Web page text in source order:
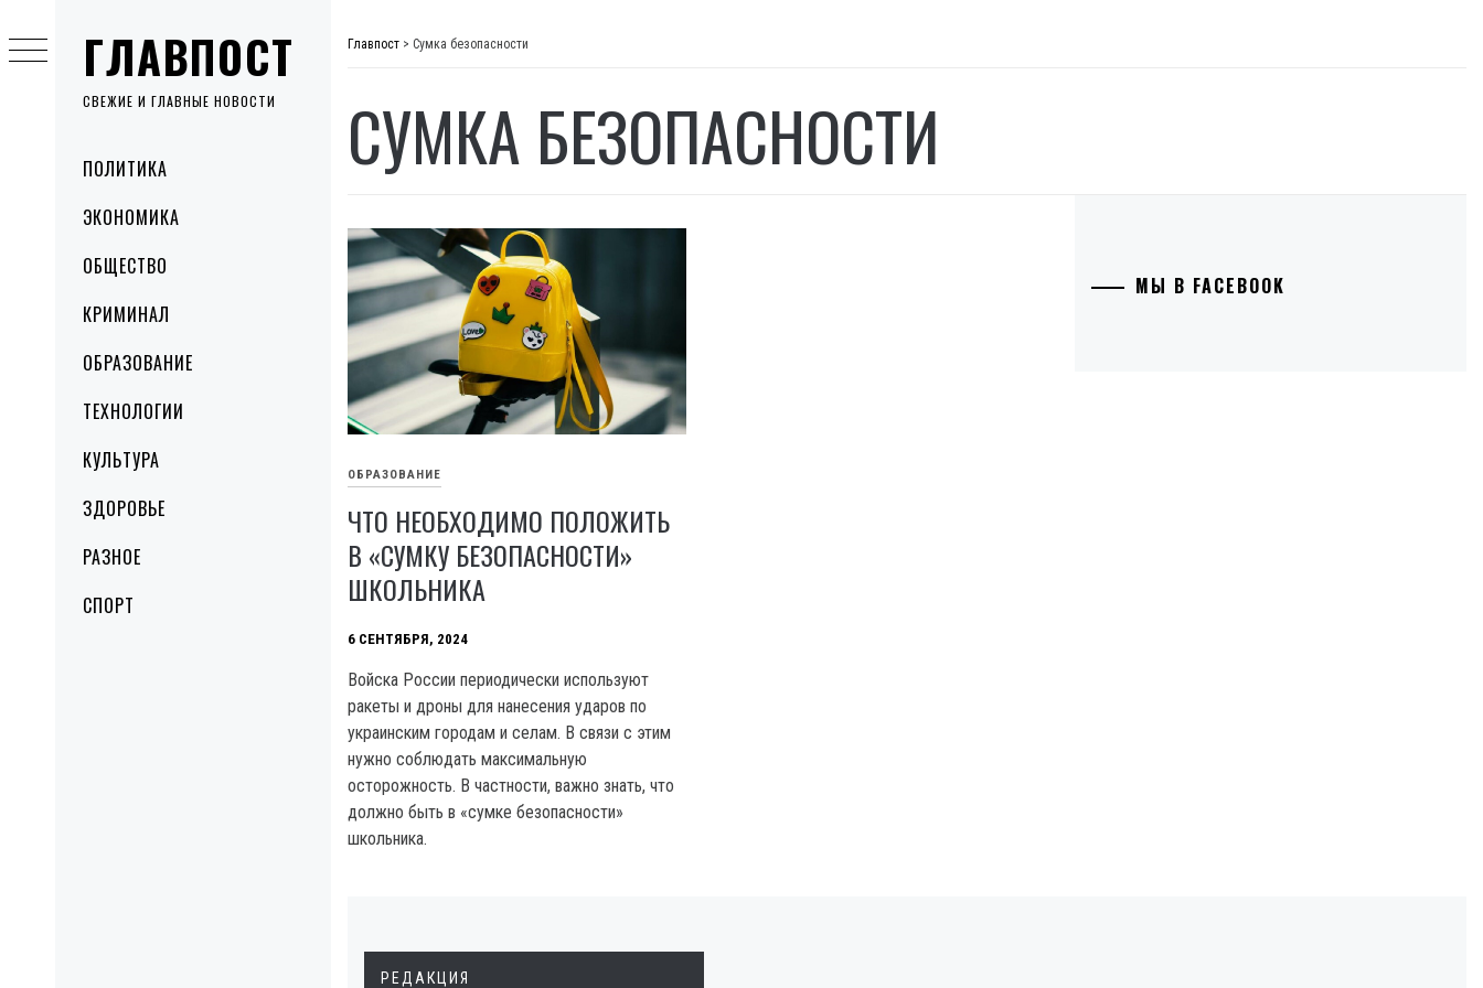
ГЛАВПОСТ
СВЕЖИЕ И ГЛАВНЫЕ НОВОСТИ
MenuПОЛИТИКА
ЭКОНОМИКА
ОБЩЕСТВО
КРИМИНАЛ
ОБРАЗОВАНИЕ
ТЕХНОЛОГИИ
КУЛЬТУРА
ЗДОРОВЬЕ
РАЗНОЕ
СПОРТ
to
content
Главпост > Сумка безопасности
СУМКА БЕЗОПАСНОСТИ
ОБРАЗОВАНИЕ
ЧТО НЕОБХОДИМО ПОЛОЖИТЬ
В «СУМКУ БЕЗОПАСНОСТИ»
ШКОЛЬНИКА
6 СЕНТЯБРЯ, 2024
Войска России периодически используют
ракеты и дроны для нанесения ударов по
украинским городам и селам. В связи с этим
нужно соблюдать максимальную
осторожность. В частности, важно знать, что
должно быть в «сумке безопасности»
школьника.
МЫ В FACEBOOK
РЕДАКЦИЯ